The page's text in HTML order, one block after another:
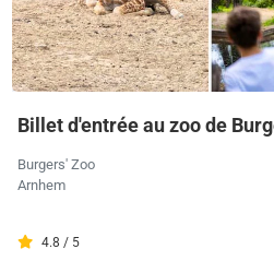
Billet d'entrée au zoo de
Burgers' Zoo
Arnhem
4.8 / 5